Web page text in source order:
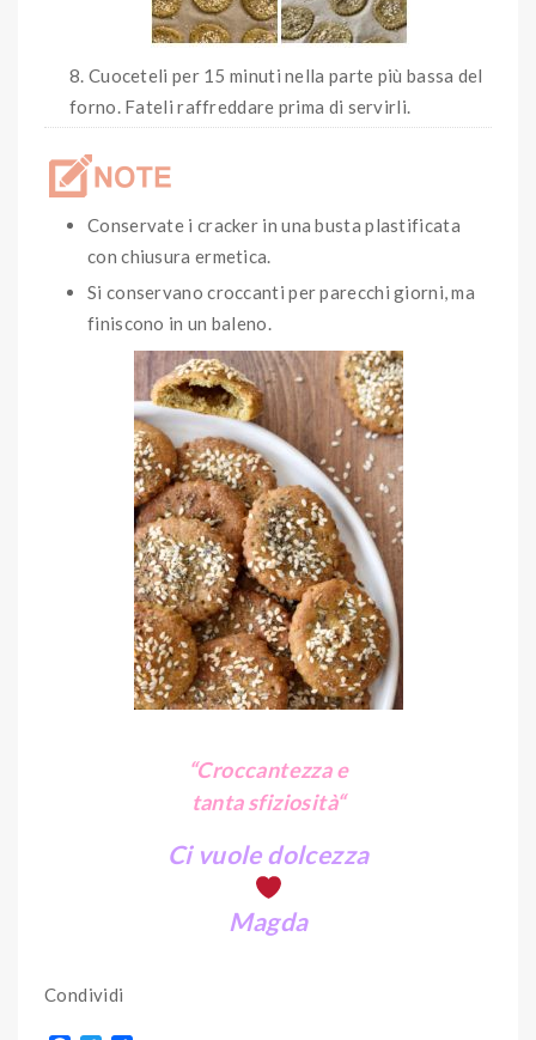
Cuoceteli per 15 minuti nella parte più bassa del
forno. Fateli raffreddare prima di servirli.
Conservate i cracker in una busta plastificata
con chiusura ermetica.
Si conservano croccanti per parecchi giorni, ma
finiscono in un baleno.
“Croccantezza e
tanta sfiziosità“
Ci vuole dolcezza
Magda
Condividi